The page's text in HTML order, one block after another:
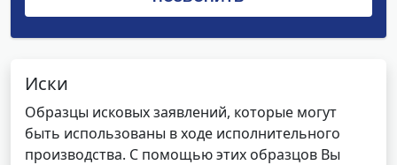
Иски
Образцы исковых заявлений, которые могут
быть использованы в ходе исполнительного
производства. С помощью этих образцов Вы